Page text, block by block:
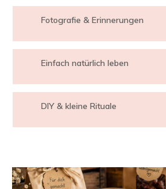
Fotografie & Erinnerungen
Einfach natürlich leben
DIY & kleine Rituale